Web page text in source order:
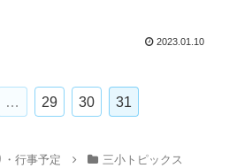
2023.01.10
… 29 30 31
行事予定 三小トピックス